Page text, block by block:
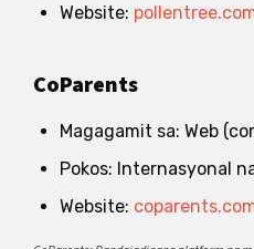
Website:
CoParents
Magagamit sa: Web
Pokos: Internasyonal
Website: